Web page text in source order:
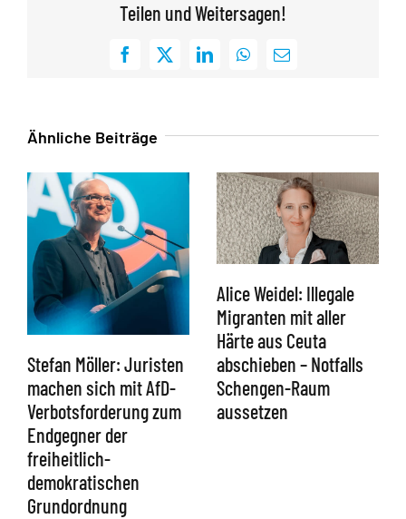
Teilen und Weitersagen!
Facebook
X LinkedInWhatsApp
E-
Ähnliche Beiträge
Stefan Möller: Juristen
machen sich mit AfD-
Verbotsforderung zum
Endgegner der
freiheitlich-
demokratischen
Grundordnung
Alice Weidel: Illegale
Migranten mit aller
Härte aus Ceuta
abschieben – Notfalls
Schengen-Raum
aussetzen